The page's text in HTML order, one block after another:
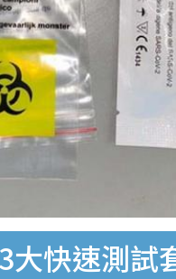
大快速測